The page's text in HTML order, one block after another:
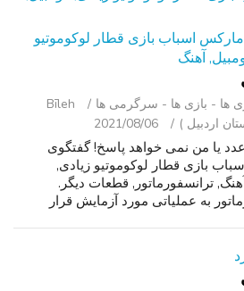
اسباب بازی قطار لوکوموتیو
آهنگ
ها - بازی ها - سرگرمی ‌ها
Bīleh
2021/08/06
یا من نمی خواهد پاسخ! گفتگوی
بازی قطار لوکوموتیو زیادی,
ترانسفورماتور, قطعات دیگر.
به عملیاتی مورد آزمایش قرار